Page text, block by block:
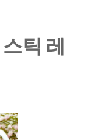
틱 레